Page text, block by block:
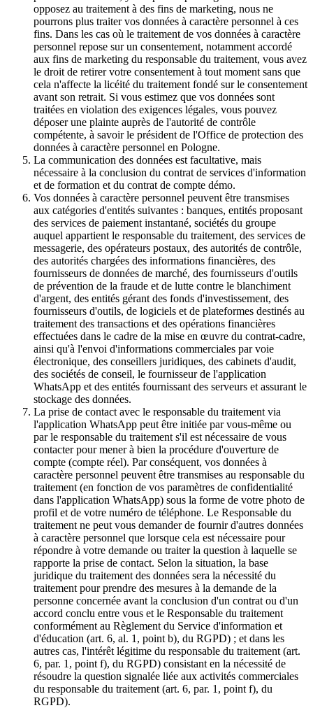
opposez au traitement à des fins de marketing, nous ne
pourrons plus traiter vos données à caractère personnel à ces
fins. Dans les cas où le traitement de vos données à caractère
personnel repose sur un consentement, notamment accordé
aux fins de marketing du responsable du traitement, vous avez
le droit de retirer votre consentement à tout moment sans que
cela n'affecte la licéité du traitement fondé sur le consentement
avant son retrait. Si vous estimez que vos données sont
traitées en violation des exigences légales, vous pouvez
déposer une plainte auprès de l'autorité de contrôle
compétente, à savoir le président de l'Office de protection des
données à caractère personnel en Pologne.
La communication des données est facultative, mais
nécessaire à la conclusion du contrat de services d'information
et de formation et du contrat de compte démo.
Vos données à caractère personnel peuvent être transmises
aux catégories d'entités suivantes : banques, entités proposant
des services de paiement instantané, sociétés du groupe
auquel appartient le responsable du traitement, des services de
messagerie, des opérateurs postaux, des autorités de contrôle,
des autorités chargées des informations financières, des
fournisseurs de données de marché, des fournisseurs d'outils
de prévention de la fraude et de lutte contre le blanchiment
d'argent, des entités gérant des fonds d'investissement, des
fournisseurs d'outils, de logiciels et de plateformes destinés au
traitement des transactions et des opérations financières
effectuées dans le cadre de la mise en œuvre du contrat-cadre,
ainsi qu'à l'envoi d'informations commerciales par voie
électronique, des conseillers juridiques, des cabinets d'audit,
des sociétés de conseil, le fournisseur de l'application
WhatsApp et des entités fournissant des serveurs et assurant le
stockage des données.
La prise de contact avec le responsable du traitement via
l'application WhatsApp peut être initiée par vous-même ou
par le responsable du traitement s'il est nécessaire de vous
contacter pour mener à bien la procédure d'ouverture de
compte (compte réel). Par conséquent, vos données à
caractère personnel peuvent être transmises au responsable du
traitement (en fonction de vos paramètres de confidentialité
dans l'application WhatsApp) sous la forme de votre photo de
profil et de votre numéro de téléphone. Le Responsable du
traitement ne peut vous demander de fournir d'autres données
à caractère personnel que lorsque cela est nécessaire pour
répondre à votre demande ou traiter la question à laquelle se
rapporte la prise de contact. Selon la situation, la base
juridique du traitement des données sera la nécessité du
traitement pour prendre des mesures à la demande de la
personne concernée avant la conclusion d'un contrat ou d'un
accord conclu entre vous et le Responsable du traitement
conformément au Règlement du Service d'information et
d'éducation (art. 6, al. 1, point b), du RGPD) ; et dans les
autres cas, l'intérêt légitime du responsable du traitement (art.
6, par. 1, point f), du RGPD) consistant en la nécessité de
résoudre la question signalée liée aux activités commerciales
du responsable du traitement (art. 6, par. 1, point f), du
RGPD).